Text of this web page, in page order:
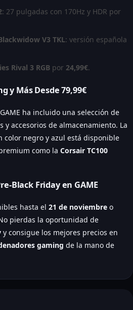
: 27 pulgadas con 170Hz y HDR por
V3 TKL: versión española
Rival 3 RGB por 24,99€.
y Más Desde 79,99€
ha incluido una selección de
y accesorios de almacenamiento. La
color negro y azul está disponible
como la Corsair TC100
Black Fridayen GAME
hasta el 21 de noviembre o
pierdas la oportunidad de
y consigue los mejores precios en
gaming de la mano de